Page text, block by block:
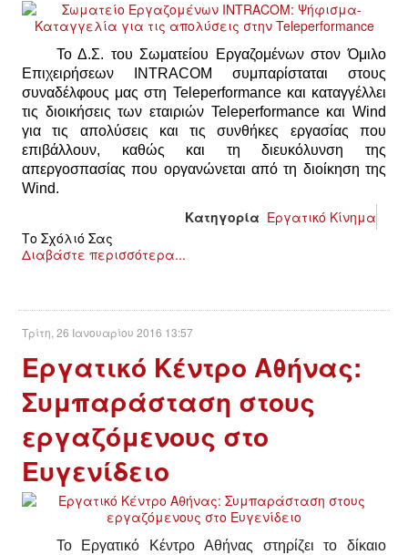
ΑΝΑΚΟΙΝΏΣΕΙΣ
ΝΕΟΛΑΊΑ
ΑΝΤΙΦΑΣΙΣΤΙΚΌ
ΑΝΤΙΡΑΤΣΙΣΤΙΚΌ
ΓΥΝΑΙΚΕΊΟ
LGBTQIA+
ΙΣΤΟΡΊΑ / ΘΕΩΡΊΑ
ΙΣΤΟΡΊΑ
ΠΟΛΙΤΙΣΜΌΣ
Το Δ.Σ. του Σωματείου Εργαζομένων στον Όμιλο
Επιχειρήσεων INTRACOM συμπαρίσταται στους
συναδέλφους μας στη Teleperformance και καταγγέλλει
τις διοικήσεις των εταιριών Teleperformance και Wind
για τις απολύσεις και τις συνθήκες εργασίας που
επιβάλλoυν, καθώς και τη διευκόλυνση της
απεργοσπασίας που οργανώνεται από τη διοίκηση της
Wind.
Κατηγορία Εργατικό Κίνημα
Το Σχόλιό Σας
Διαβάστε περισσότερα...
Τρίτη, 26 Ιανουαρίου 2016 13:57
Εργατικό Κέντρο Αθήνας:
Συμπαράσταση στους
εργαζόμενους στο
Ευγενίδειο
Το Εργατικό Κέντρο Αθήνας στηρίζει το δίκαιο